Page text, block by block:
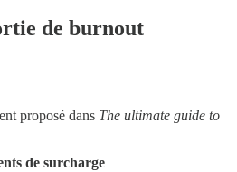
de burnout
proposé dans The ultimate guide to
de surcharge